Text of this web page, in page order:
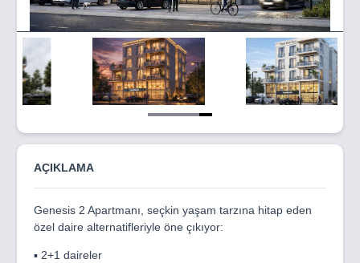
5
of
AÇIKLAMA
Genesis 2 Apartmanı, seçkin yaşam tarzına hitap eden
özel daire alternatifleriyle öne çıkıyor:
▪️ 2+1 daireler